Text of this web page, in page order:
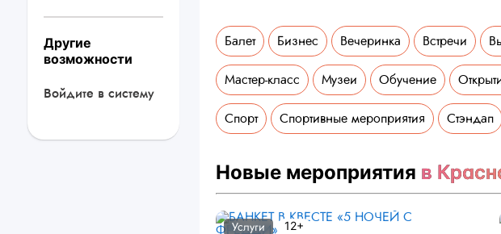
Другие
возможности
Войдите в систему
Балет Бизнес Вечеринка Встречи
Мастер-класс Музеи Обучение
Спорт Спортивные мероприятия Стэндап
Новые мероприятия в
Услуги 12+